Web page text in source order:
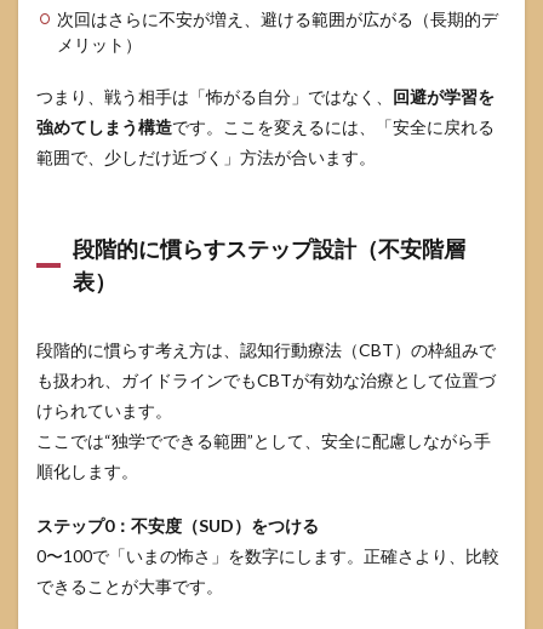
次回はさらに不安が増え、避ける範囲が広がる（長期的デ
メリット）
つまり、戦う相手は「怖がる自分」ではなく、 回避が学習を
強めてしまう構造です。ここを変えるには、「安全に戻れる
範囲で、少しだけ近づく」方法が合います。
段階的に慣らすステップ設計（不安階層
表）
段階的に慣らす考え方は、認知行動療法（CBT）の枠組みで
も扱われ、ガイドラインでもCBTが有効な治療として位置づ
けられています。
ここでは“独学でできる範囲”として、安全に配慮しながら手
順化します。
ステップ0：不安度（SUD）をつける
0〜100で「いまの怖さ」を数字にします。正確さより、比較
できることが大事です。